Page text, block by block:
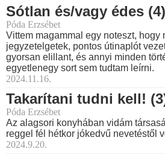
Sótlan és/vagy édes (4)
Póda Erzsébet
Vittem magammal egy noteszt, hogy
jegyzetelgetek, pontos útinaplót
gyorsan elillant, és annyi minden
egyetlenegy sort sem tudtam leírni.
2024.11.16.
Takarítani tudni kell!
Póda Erzsébet
Az alagsori konyhában vidám
reggel fél hétkor jókedvű nevetéstől
2024.9.20.